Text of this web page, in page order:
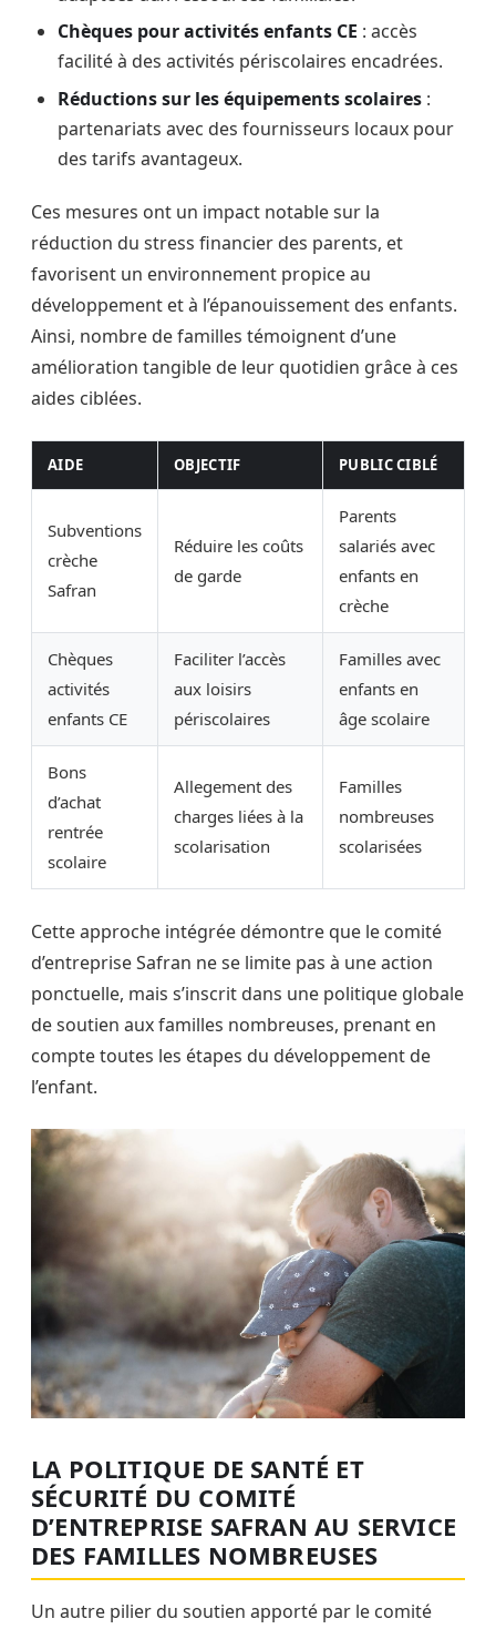
Chèques pour activités enfants CE : accès
facilité à des activités périscolaires encadrées.
Réductions sur les équipements scolaires :
partenariats avec des fournisseurs locaux pour
des tarifs avantageux.
Ces mesures ont un impact notable sur la
réduction du stress financier des parents, et
favorisent un environnement propice au
développement et à l’épanouissement des enfants.
Ainsi, nombre de familles témoignent d’une
amélioration tangible de leur quotidien grâce à ces
aides ciblées.
AIDE OBJECTIF PUBLIC CIBLÉ
Subventions
crèche
Safran
Réduire les coûts
de garde
Parents
salariés avec
enfants en
crèche
Chèques
activités
enfants CE
Faciliter l’accès
aux loisirs
périscolaires
Familles avec
enfants en
âge scolaire
Bons
d’achat
rentrée
scolaire
Allegement des
charges liées à la
scolarisation
Familles
nombreuses
scolarisées
Cette approche intégrée démontre que le comité
d’entreprise Safran ne se limite pas à une action
ponctuelle, mais s’inscrit dans une politique globale
de soutien aux familles nombreuses, prenant en
compte toutes les étapes du développement de
l’enfant.
LA POLITIQUE DE SANTÉ ET
SÉCURITÉ DU COMITÉ
D’ENTREPRISE SAFRAN AU SERVICE
DES FAMILLES NOMBREUSES
Un autre pilier du soutien apporté par le comité